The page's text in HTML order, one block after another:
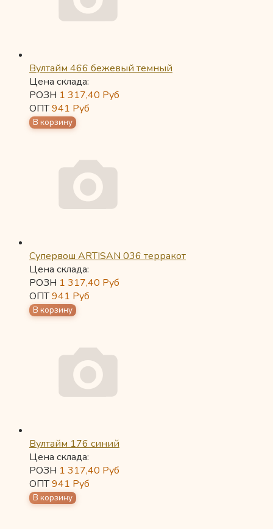
Вултайм 466 бежевый темный
Цена склада:
РОЗН 1 317,40 Руб
ОПТ941 Руб
Супервош ARTISAN 036 терракот
Цена склада:
РОЗН 1 317,40 Руб
ОПТ941 Руб
Вултайм 176 синий
Цена склада:
РОЗН 1 317,40 Руб
ОПТ941 Руб